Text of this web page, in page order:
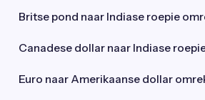
Britse pond naar Indiase roepie
Canadese dollar naar Indiase
Euro naar Amerikaanse dollar